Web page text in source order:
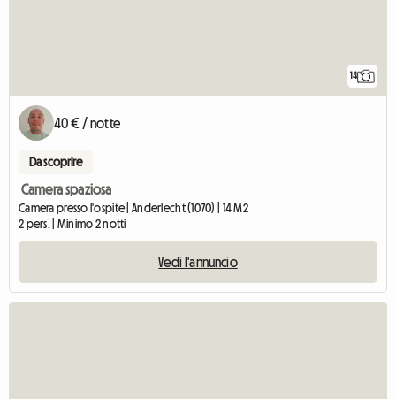
14
40 € / notte
Da scoprire
Camera spaziosa
Camera presso l'ospite | Anderlecht (1070) | 14 M2
2 pers. | Minimo 2 notti
Vedi l'annuncio